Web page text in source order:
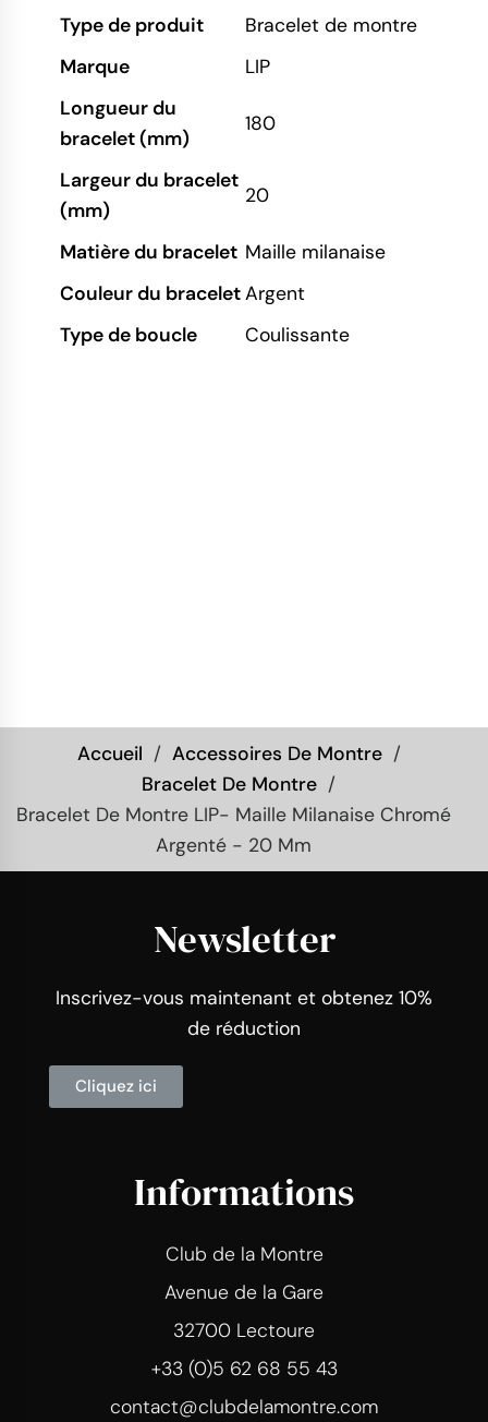
Type de produit
Bracelet de montre
Marque
LIP
Longueur du
bracelet (mm)
180
Largeur du bracelet
(mm)
20
Matière du bracelet Maille milanaise
Couleur du braceletArgent
Type de boucle
Coulissante
Accueil
Accessoires De Montre
Bracelet De Montre
Bracelet De Montre LIP- Maille Milanaise Chromé
Argenté - 20 Mm
Newsletter
Inscrivez-vous maintenant et obtenez 10%
de réduction
Cliquez ici
Informations
Club de la Montre
Avenue de la Gare
32700 Lectoure
+33 (0)5 62 68 55 43
contact@clubdelamontre.com